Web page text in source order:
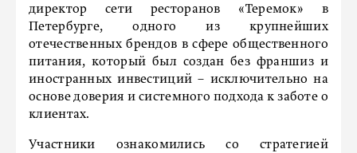
директор сети ресторанов «Теремок» в
Петербурге, одного из крупнейших
отечественных брендов в сфере общественного
питания, который был создан без франшиз и
иностранных инвестиций – исключительно на
основе доверия и системного подхода к заботе о
клиентах.
Участники ознакомились со стратегией